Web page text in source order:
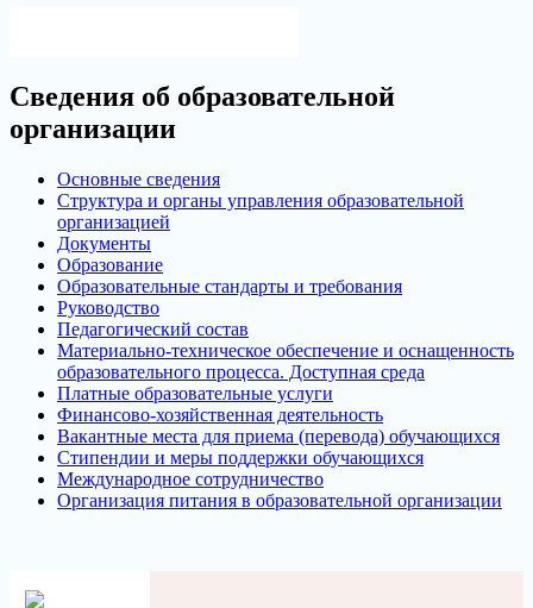
Сведения об образовательной
организации
Основные сведения
Структура и органы управления образовательной
организацией
Документы
Образование
Образовательные стандарты и требования
Руководство
Педагогический состав
Материально-техническое обеспечение и оснащенность
образовательного процесса. Доступная среда
Платные образовательные услуги
Финансово-хозяйственная деятельность
Вакантные места для приема (перевода) обучающихся
Стипендии и меры поддержки обучающихся
Международное сотрудничество
Организация питания в образовательной организации